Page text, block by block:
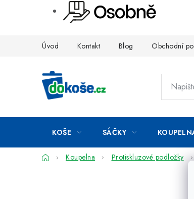
Úvod Kontakt Blog Obchodní
KOŠE SÁČKY
DomůKoupelna Protiskluzové podložky